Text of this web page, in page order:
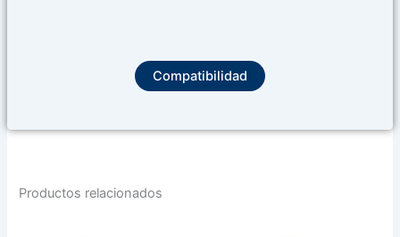
Compatibilidad
Productos relacionados